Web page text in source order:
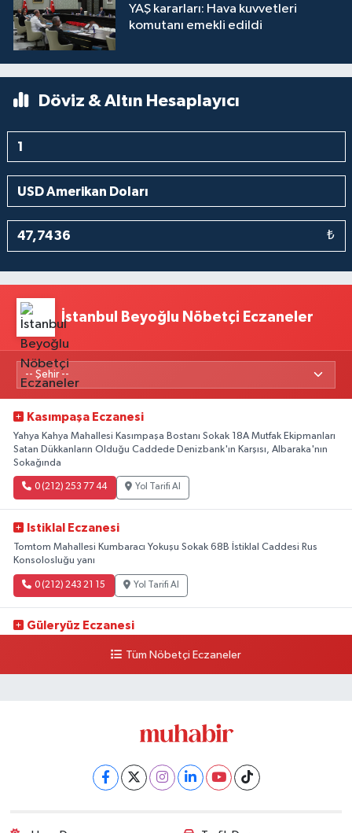
YAŞ kararları: Hava kuvvetleri
komutanı emekli edildi
Döviz & Altın Hesaplayıcı
₺
İstanbul Beyoğlu Nöbetçi Eczaneler
Kasımpaşa Eczanesi
Yahya Kahya Mahallesi Kasımpaşa Bostanı Sokak 18A Mutfak Ekipmanları
Satan Dükkanların Olduğu Caddede Denizbank'ın Karşısı, Albaraka'nın
Sokağında
0 (212) 253 77 44 Yol Tarifi Al
Istiklal Eczanesi
Tomtom Mahallesi Kumbaracı Yokuşu Sokak 68B İstiklal Caddesi Rus
Konsolosluğu yanı
0 (212) 243 21 15 Yol Tarifi Al
Güleryüz Eczanesi
kalaycıbahçe Meydana DoğruTüm Nöbetçi Eczaneler